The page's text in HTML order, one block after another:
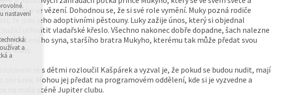
cítí jako ve vězení. Dohodnou se, že si své role vymění. Muky pozná rodiče
že jsou jeho adoptivními pěstouny. Luky zažije únos, který si objednal
uchvátit vladařské křeslo. Všechno nakonec dobře dopadne, šach nalezne
ztraceného syna, staršího bratra Mukyho, kterému tak může předat svou
vlády.
se s dětmi rozloučil Kašpárek a vyzval je, že pokud se budou nudit, mají
obrázek. Mohou jej předat na programovém oddělení, kde si je vyzvedne a
na malé scéně Jupiter clubu.
nastavení
a
a